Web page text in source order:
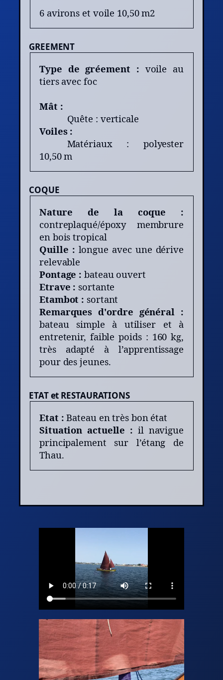
6 avirons et voile 10,50 m2
GREEMENT
Type de gréement : voile au
tiers avec foc
Mât :
Quête : verticale
Voiles :
Matériaux : polyester
10,50 m
COQUE
Nature de la coque :
contreplaqué/époxy membrure
en bois tropical
Quille : longue avec une dérive
relevable
Pontage : bateau ouvert
Etrave : sortante
Etambot : sortant
Remarques d'ordre général :
bateau simple à utiliser et à
entretenir, faible poids : 160 kg,
très adapté à l’apprentissage
pour des jeunes.
ETAT et RESTAURATIONS
Etat :Bateau en très bon état
Situation actuelle : il navigue
principalement sur l’étang de
Thau.